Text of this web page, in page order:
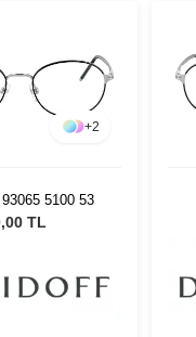
+2
5100 53
TL